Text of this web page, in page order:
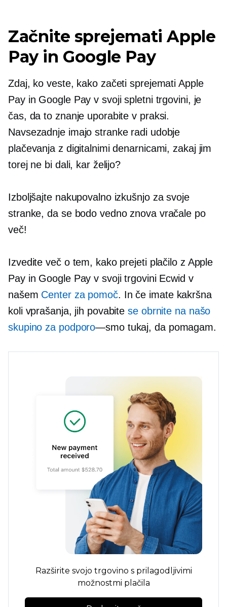
Začnite sprejemati Apple
Pay in Google Pay
Zdaj, ko veste, kako začeti sprejemati Apple
Pay in Google Pay v svoji spletni trgovini, je
čas, da to znanje uporabite v praksi.
Navsezadnje imajo stranke radi udobje
plačevanja z digitalnimi denarnicami, zakaj jim
torej ne bi dali, kar želijo?
Izboljšajte nakupovalno izkušnjo za svoje
stranke, da se bodo vedno znova vračale po
več!
Izvedite več o tem, kako prejeti plačilo z Apple
Pay in Google Pay v svoji trgovini Ecwid v
našem Center za pomoč. In če imate kakršna
koli vprašanja, jih povabitese obrnite na našo
skupino za podporo—smotukaj, da pomagam.
Razširite svojo trgovino s prilagodljivimi
možnostmi plačila